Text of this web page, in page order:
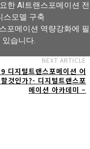
한 AI트랜스포메이션
스모델 구축
포메이션 역량강화에
습니다.
교육과정 보기
NEXT ARTICLE
디지털트랜스포메이션 어
것인가?- 디지털트랜스포
메이션 아카데미 –